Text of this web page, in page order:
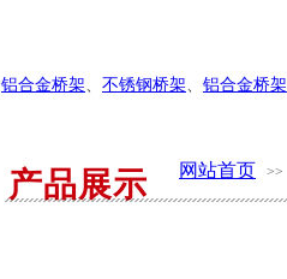
铝合金桥架、 不锈钢桥架、 铝合金桥架
产品展示 网站首页 >>